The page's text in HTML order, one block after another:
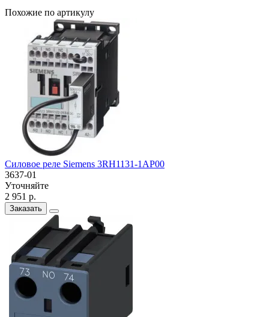
Похожие по артикулу
Силовое реле Siemens 3RH1131-1AP00
3637-01
Уточняйте
2 951 р.
Заказать